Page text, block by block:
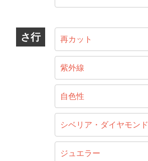
さ行 再カット
紫外線
自色性
シベリア・ダイヤモンド
ジュエラー